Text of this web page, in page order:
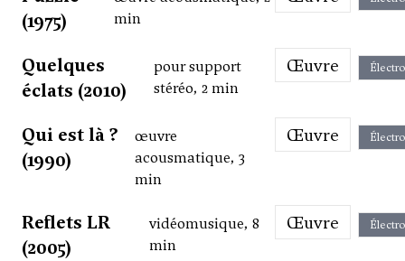
(1975)
min
Quelques
éclats (2010)
pour support
stéréo, 2 min
Œuvre
Qui est là ?
(1990)
œuvre
acousmatique, 3
min
Œuvre
Reflets LR
(2005)
vidéomusique, 8
min
Œuvre